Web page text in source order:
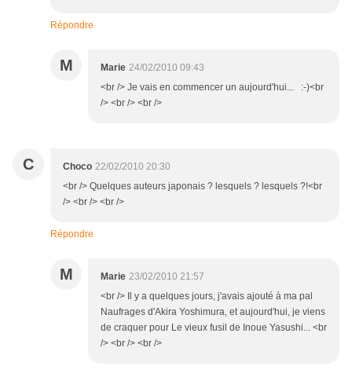
Répondre
M Marie 24/02/2010 09:43
<br /> Je vais en commencer un aujourd'hui... :-)<br
/> <br /> <br />
C Choco 22/02/2010 20:30
<br /> Quelques auteurs japonais ? lesquels ? lesquels ?!<br
/> <br /> <br />
Répondre
M Marie 23/02/2010 21:57
<br /> Il y a quelques jours, j'avais ajouté à ma pal
Naufrages d'Akira Yoshimura, et aujourd'hui, je viens
de craquer pour Le vieux fusil de Inoue Yasushi... <br
/> <br /> <br />